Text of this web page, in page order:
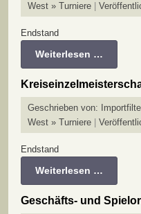
West » Turniere
Endstand
Weiterlesen …
Geschrieben von:
West » Turniere
Endstand
Weiterlesen …
Geschäfts- und